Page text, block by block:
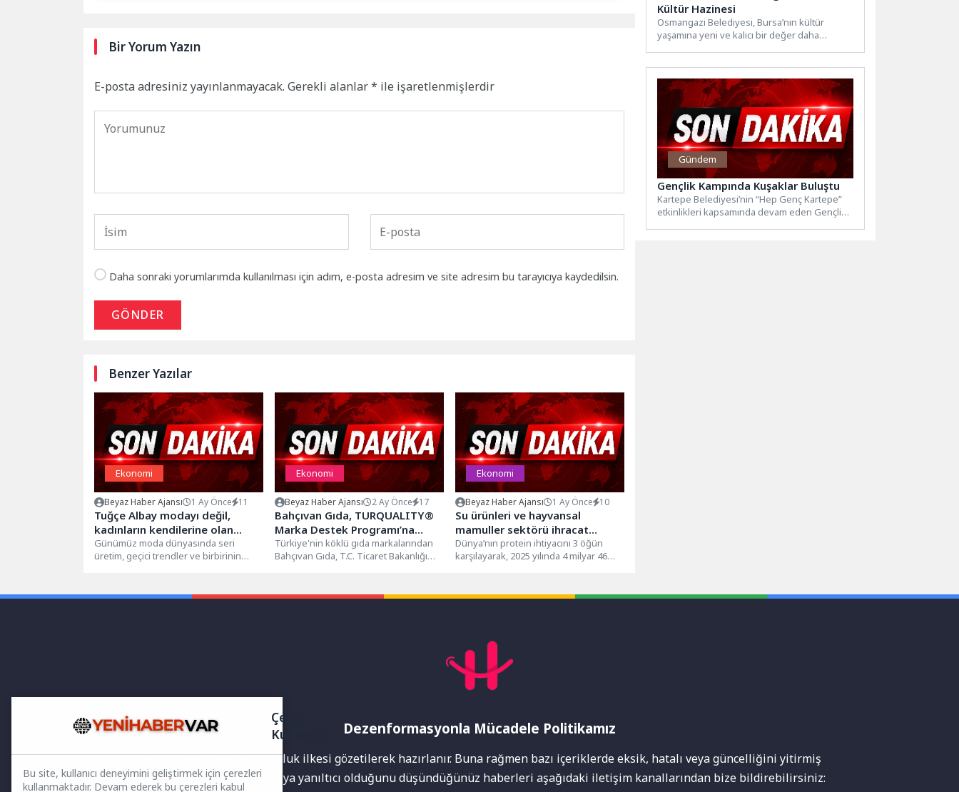
Bir Yorum Yazın
E-posta adresiniz yayınlanmayacak. Gerekli alanlar* ile işaretlenmişlerdir
Daha sonraki yorumlarımda kullanılması için adım, e-posta adresim ve site adresim bu tarayıcıya kaydedilsin.
GÖNDER
Benzer Yazılar
Ekonomi
Beyaz Haber Ajansı 1 Ay Önce 11
Tuğçe Albay modayı değil,
kadınların kendilerine olan
inancını tasarlıyor
Günümüz moda dünyasında seri
üretim, geçici trendler ve birbirinin
Ekonomi
Beyaz Haber Ajansı 2 Ay Önce 17
Bahçıvan Gıda, TURQUALITY®
Marka Destek Programı’na
Kabul Aldı
Türkiye'nin köklü gıda markalarından
Bahçıvan Gıda, T.C. Ticaret Bakanlığı
Ekonomi
Beyaz Haber Ajansı 1 Ay Önce 10
Su ürünleri ve hayvansal
mamuller sektörü ihracat
şampiyonları listesine 23
firmayla girdi
Dünya’nın protein ihtiyacını 3 öğün
karşılayarak, 2025 yılında 4 milyar 46
Kültür Hazinesi
Osmangazi Belediyesi, Bursa’nın kültür
yaşamına yeni ve kalıcı bir değer daha
Gündem
Gençlik Kampında Kuşaklar Buluştu
Kartepe Belediyesi’nin “Hep Genç Kartepe”
etkinlikleri kapsamında devam eden Gençlik
Dezenformasyonla Mücadele Politikamız
Yayınlanan haberler doğruluk ilkesi gözetilerek hazırlanır. Buna rağmen bazı içeriklerde eksik, hatalı veya güncelliğini yitirmiş
bilgiler bulunabilir.Yanlış veya yanıltıcı olduğunu düşündüğünüz haberleri aşağıdaki iletişim kanallarından bize bildirebilirsiniz:
Çerez
Kullanımı
Bu site, kullanıcı deneyimini geliştirmek için çerezleri
kullanmaktadır. Devam ederek bu çerezleri kabul